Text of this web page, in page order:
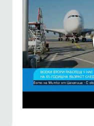
Дейности
Арбитражен съд
Проекти